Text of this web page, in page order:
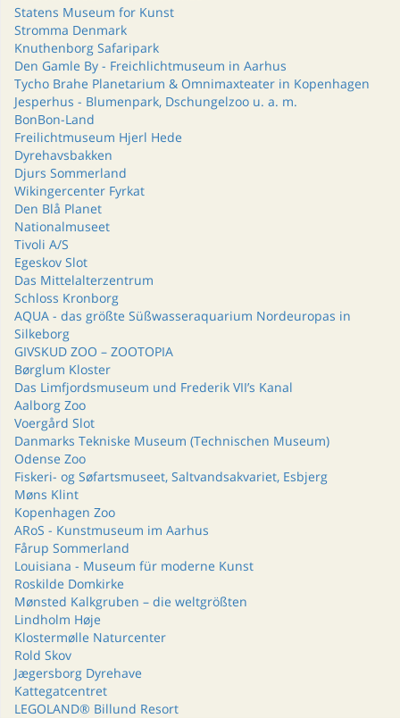
Statens Museum for Kunst
Stromma Denmark
Knuthenborg Safaripark
Den Gamle By - Freichlichtmuseum in Aarhus
Tycho Brahe Planetarium & Omnimaxteater in Kopenhagen
Jesperhus - Blumenpark, Dschungelzoo u. a. m.
BonBon-Land
Freilichtmuseum Hjerl Hede
Dyrehavsbakken
Djurs Sommerland
Wikingercenter Fyrkat
Den Blå Planet
Nationalmuseet
Tivoli A/S
Egeskov Slot
Das Mittelalterzentrum
Schloss Kronborg
AQUA - das größte Süßwasseraquarium Nordeuropas in
Silkeborg
GIVSKUD ZOO – ZOOTOPIA
Børglum Kloster
Das Limfjordsmuseum und Frederik VII’s Kanal
Aalborg Zoo
Voergård Slot
Danmarks Tekniske Museum (Technischen Museum)
Odense Zoo
Fiskeri- og Søfartsmuseet, Saltvandsakvariet, Esbjerg
Møns Klint
Kopenhagen Zoo
ARoS - Kunstmuseum im Aarhus
Fårup Sommerland
Louisiana - Museum für moderne Kunst
Roskilde Domkirke
Mønsted Kalkgruben – die weltgrößten
Lindholm Høje
Klostermølle Naturcenter
Rold Skov
Jægersborg Dyrehave
Kattegatcentret
LEGOLAND® Billund Resort